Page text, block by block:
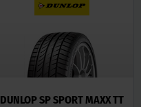
DUNLOP SP SPORT MAXX TT